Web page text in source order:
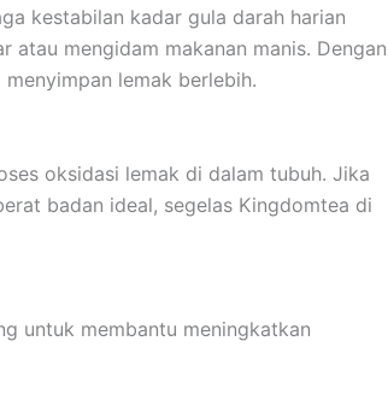
kestabilan kadar gula darah harian
atau mengidam makanan manis. Dengan
lemak berlebih.
oksidasi lemak di dalam tubuh. Jika
badan ideal, segelas Kingdomtea di
untuk membantu meningkatkan